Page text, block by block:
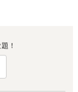
！